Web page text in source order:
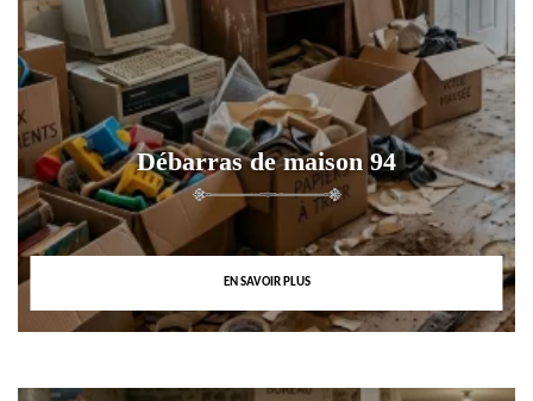
Débarras de maison 94
EN SAVOIR PLUS